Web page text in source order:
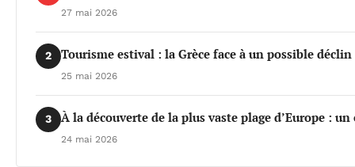
27 mai 2026
2 Tourisme estival : la Grèce face à un possible déclin
25 mai 2026
3 À la découverte de la plus vaste plage d’Europe :
24 mai 2026